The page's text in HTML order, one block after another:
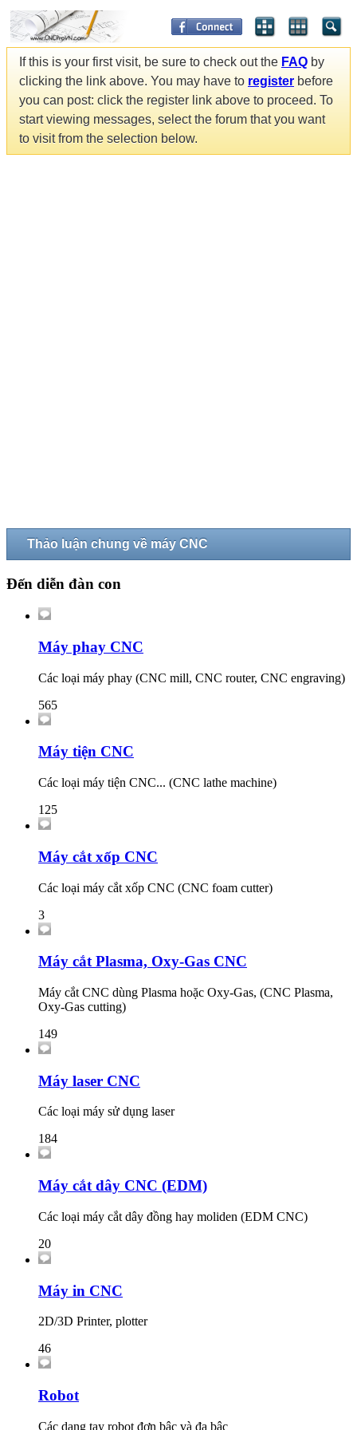
If this is your first visit, be sure to check out the FAQ by
clicking the link above. You may have to register before
you can post: click the register link above to proceed. To
start viewing messages, select the forum that you want
to visit from the selection below.
Thảo luận chung về máy CNC
Đến diễn đàn con
Máy phay CNC
Các loại máy phay (CNC mill, CNC router, CNC engraving)
565
Máy tiện CNC
Các loại máy tiện CNC... (CNC lathe machine)
125
Máy cắt xốp CNC
Các loại máy cắt xốp CNC (CNC foam cutter)
3
Máy cắt Plasma, Oxy-Gas CNC
Máy cắt CNC dùng Plasma hoặc Oxy-Gas, (CNC Plasma,
Oxy-Gas cutting)
149
Máy laser CNC
Các loại máy sử dụng laser
184
Máy cắt dây CNC (EDM)
Các loại máy cắt dây đồng hay moliden (EDM CNC)
20
Máy in CNC
2D/3D Printer, plotter
46
Robot
Các dạng tay robot đơn bậc và đa bậc